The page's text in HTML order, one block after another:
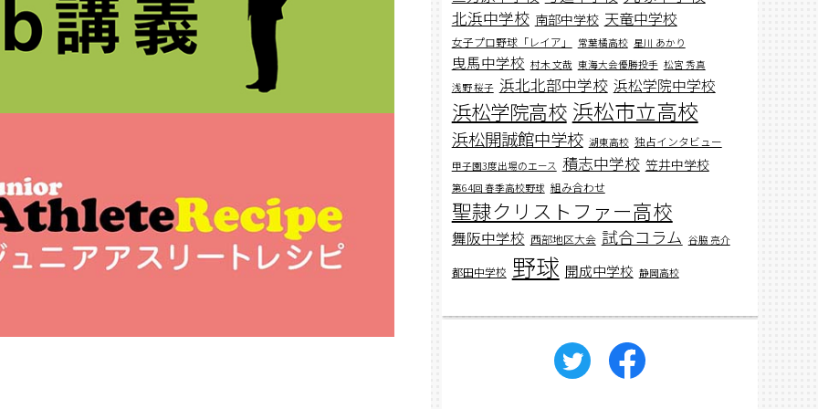
北浜中学校 南部中学校 天竜中学校
女子プロ野球「レイア」 常葉橘高校 星川 あかり
曳馬中学校 村木 文哉 東海大会優勝投手 松宮 秀真
浅野 桜子 浜北北部中学校 浜松学院中学校
浜松学院高校 浜松市立高校
浜松開誠館中学校 湖東高校 独占インタビュー
甲子園3度出場のエース 積志中学校 笠井中学校
第64回 春季高校野球 組み合わせ
聖隷クリストファー高校
舞阪中学校 西部地区大会 試合コラム 谷脇 亮介
都田中学校 野球 開成中学校 静岡高校